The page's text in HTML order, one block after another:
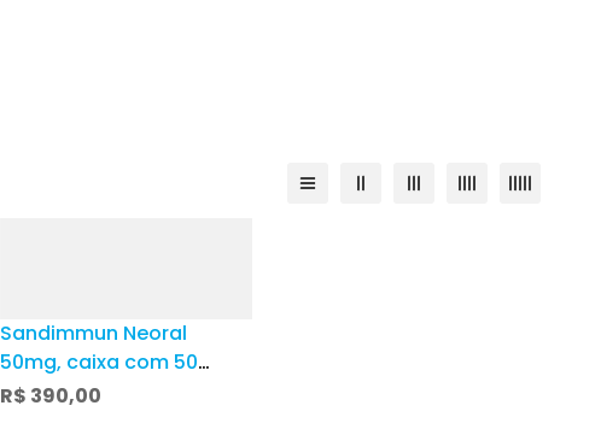
Sandimmun Neoral
50mg, caixa com 50
cápsulas
R$ 390,00